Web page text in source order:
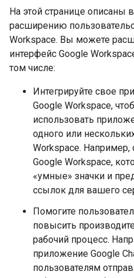
На этой странице описаны
расширению
Workspace. Вы можете
интерфейс Google
том числе:
Интегрируйте свое
Google Workspace,
использовать
одного или
Workspace. Например,
Google Workspace,
«умные» значки и
ссылок для вашего
Помогите
повысить
рабочий процесс.
приложение Google
пользователям